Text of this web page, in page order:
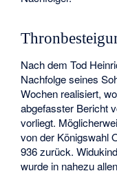
Nach dem Tod
Nachfolge seines
Wochen realisiert,
abgefasster Bericht
vorliegt.
von der Königswahl
936 zurück.
wurde in nahezu